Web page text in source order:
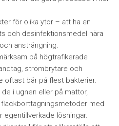
för olika ytor – att ha en
och desinfektionsmedel nära
ansträngning.
på högtrafikerade
strömbrytare och
oftast bär på flest bakterier.
i ugnen eller på mattor,
med
egentillverkade lösningar.